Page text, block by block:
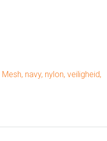
Mesh, navy, nylon, veiligheid,